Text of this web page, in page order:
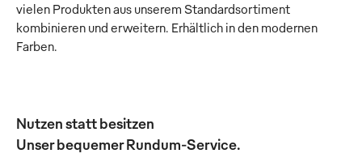
vielen Produkten aus unserem Standardsortiment
kombinieren und erweitern. Erhältlich in den modernen
Farben.
Nutzen statt besitzen
Unser bequemer Rundum-Service.